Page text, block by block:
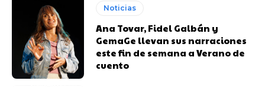
Noticias
Ana Tovar, Fidel Galbán y
GemaGe llevan sus narraciones
este fin de semana a Verano de
cuento